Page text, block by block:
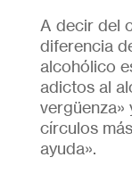
A decir del
diferencia
alcohólico
adictos al
vergüenza»
círculos
ayuda».